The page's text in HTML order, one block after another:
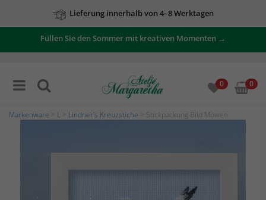
Lieferung innerhalb von 4–8 Werktagen
Füllen Sie den Sommer mit kreativen Momenten →
0 0
Markenware L Lindner's Kreuzstiche > Stickpackung Bild Möwen